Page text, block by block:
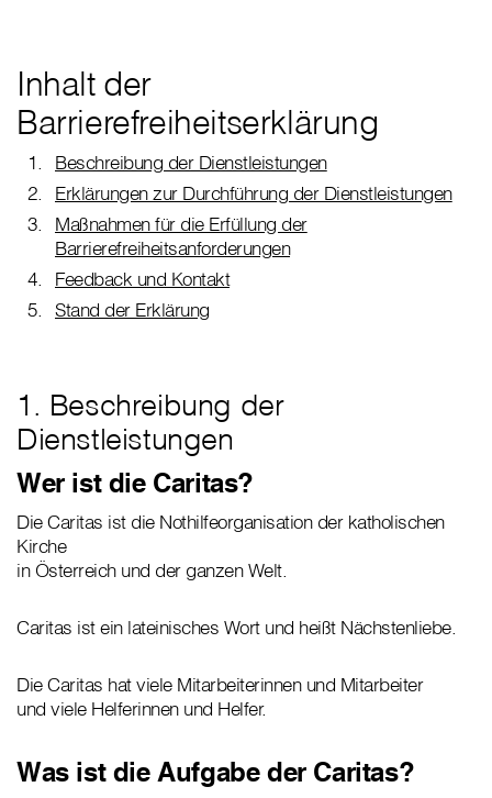
Inhalt der
Barrierefreiheitserklärung
Beschreibung der Dienstleistungen
Erklärungen zur Durchführung der Dienstleistungen
Maßnahmen für die Erfüllung der
Barrierefreiheitsanforderungen
Feedback und Kontakt
Stand der Erklärung
1. Beschreibung der
Dienstleistungen
Wer ist die Caritas?
Die Caritas ist die Nothilfeorganisation der katholischen
Kirche
in Österreich und der ganzen Welt.
Caritas ist ein lateinisches Wort und heißt Nächstenliebe.
Die Caritas hat viele Mitarbeiterinnen und Mitarbeiter
und viele Helferinnen und Helfer.
Was ist die Aufgabe der Caritas?